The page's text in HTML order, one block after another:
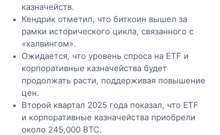
казначейств.
Кендрик отметил, что биткоин вышел за
рамки исторического цикла, связанного с
«халвингом».
Ожидается, что уровень спроса на ETF и
корпоративные казначейства будет
продолжать расти, поддерживая повышение
цен.
Второй квартал 2025 года показал, что ETF
и корпоративные казначейства приобрели
около 245,000 BTC.